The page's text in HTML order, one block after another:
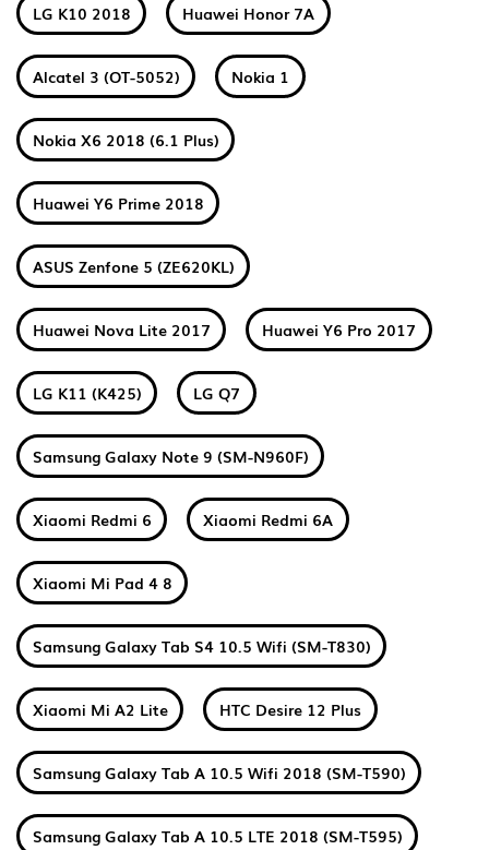
LG K10 2018 Huawei Honor 7A
Alcatel 3 (OT-5052) Nokia 1
Nokia X6 2018 (6.1 Plus)
Huawei Y6 Prime 2018
ASUS Zenfone 5 (ZE620KL)
Huawei Nova Lite 2017 Huawei Y6 Pro 2017
LG K11 (K425) LG Q7
Samsung Galaxy Note 9 (SM-N960F)
Xiaomi Redmi 6 Xiaomi Redmi 6A
Xiaomi Mi Pad 4 8
Samsung Galaxy Tab S4 10.5 Wifi (SM-T830)
Xiaomi Mi A2 Lite HTC Desire 12 Plus
Samsung Galaxy Tab A 10.5 Wifi 2018 (SM-T590)
Samsung Galaxy Tab A 10.5 LTE 2018 (SM-T595)